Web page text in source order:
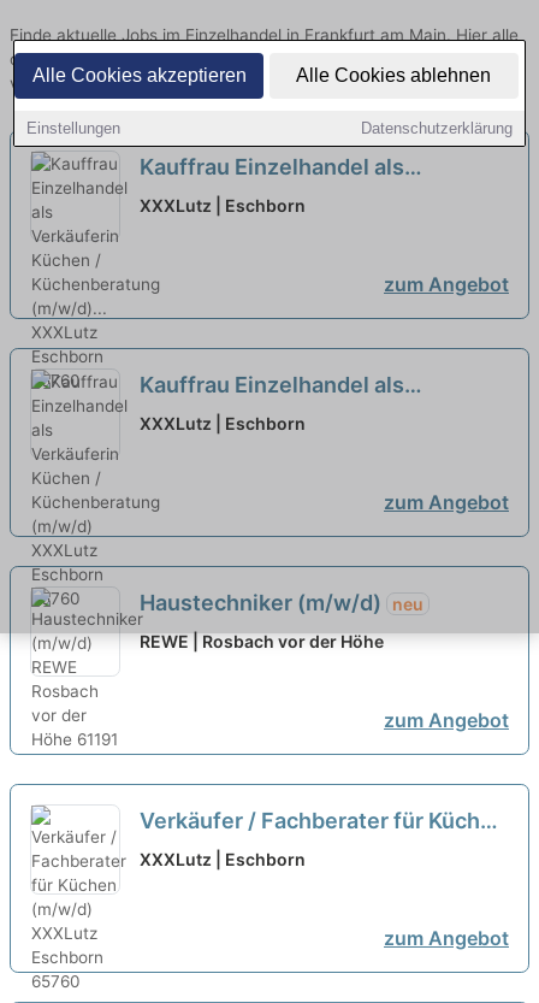
Alle Cookies akzeptieren Alle Cookies ablehnen
Einstellungen Datenschutzerklärung
Finde aktuelle Jobs im Einzelhandel in Frankfurt am Main. Hier alle
offenen Stellenangebote im Verkauf, Vertrieb und Handel
vergleichen.
Kauffrau Einzelhandel als
Verkäuferin Küchen /
XXXLutz | Eschborn
zum Angebot
Kauffrau Einzelhandel als
Verkäuferin Küchen /
XXXLutz | Eschborn
zum Angebot
Haustechniker (m/w/d)
neu
REWE | Rosbach vor der Höhe
zum Angebot
Verkäufer / Fachberater für Küchen
(m/w/d) neu
XXXLutz | Eschborn
zum Angebot